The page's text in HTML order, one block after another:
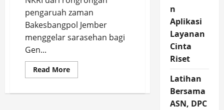
pengaruah zaman
Bakesbangpol Jember
menggelar sarasehan bagi
Gen...
Read MoreRead
more
Pluralitas,
n
Aplikasi
Layanan
Cinta
Riset
Latihan
Bersama
ASN, DPC